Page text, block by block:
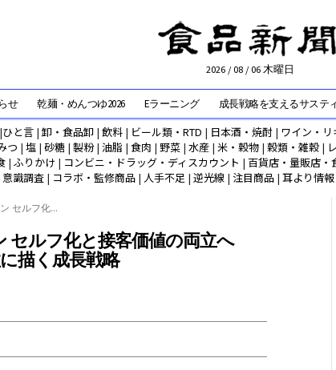
2026 / 08 / 06 木曜日
せ 乾麺・めんつゆ2026 Eラーニング 成長戦略を支えるサステ
|ひと言 |卸・食品卸 | 飲料 | ビール類・RTD | 日本酒・焼酎 | ワイン・リ
つ | 塩 | 砂糖 | 製粉| 油脂 | 食肉 | 野菜 | 水産 | 米・穀物 | 穀類・雑穀 |
| ふりかけ | コンビニ・ドラッグ・ディスカウント | 百貨店・量販店・
識調査 | コラボ・監修商品 | 人手不足 | 逆光線 | 注目商品 | 耳より情報
セルフ化...
セルフ化と接客価値の両立へ
に描く成長戦略